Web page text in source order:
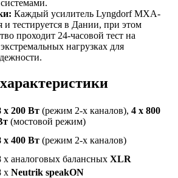
Каждый усилитель Lyngdorf MXA-
и тестируется в Дании, при этом
проходит 24-часовой тест на
нагрузках для
x 200 Вт (режим 2-х каналов), 4 x 800
(мостовой режим)
x 400 Вт (режим 2-х каналов)
x аналоговых балансных XLR
x Neutrik speakON